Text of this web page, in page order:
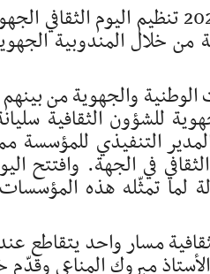
شهدت ولاية سليانة يوم الثلاثاء 02 ديسمبر
خلال المندوبية
والجهوية من
للشؤون الثقافية
التنفيذي للمؤسسة
في الجهة. وافتتح
لما تمثّله هذه
مسار واحد يتقاطع
مبروك المناعي